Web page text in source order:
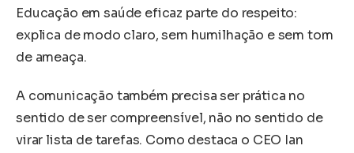
Educação em saúde eficaz parte do respeito:
explica de modo claro, sem humilhação e sem tom
de ameaça.
A comunicação também precisa ser prática no
sentido de ser compreensível, não no sentido de
virar lista de tarefas. Como destaca o CEO Ian